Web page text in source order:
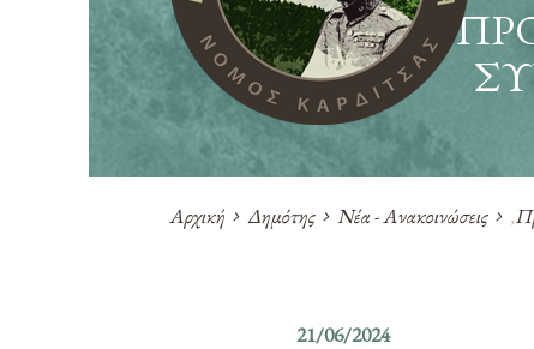
Αρχική Δημότης Νέα - Ανακοινώσεις ,
21/06/2024